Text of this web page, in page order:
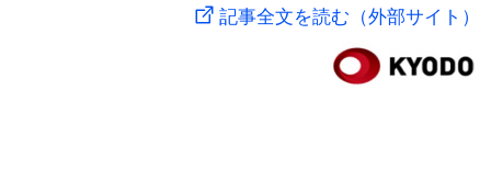
記事全文を読む（外部サイト）